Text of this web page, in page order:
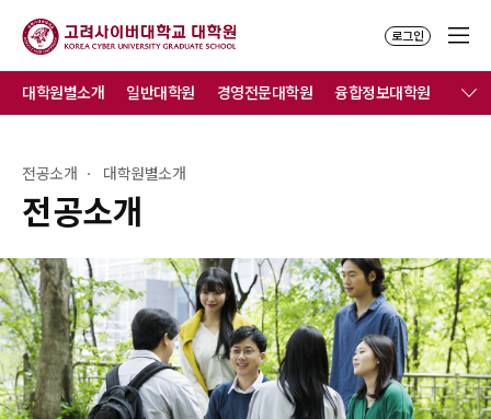
로그인
전공소개
전공소개 대학원별소개
대학원별소개 일반대학원 경영전문대학원 융합정보대학원